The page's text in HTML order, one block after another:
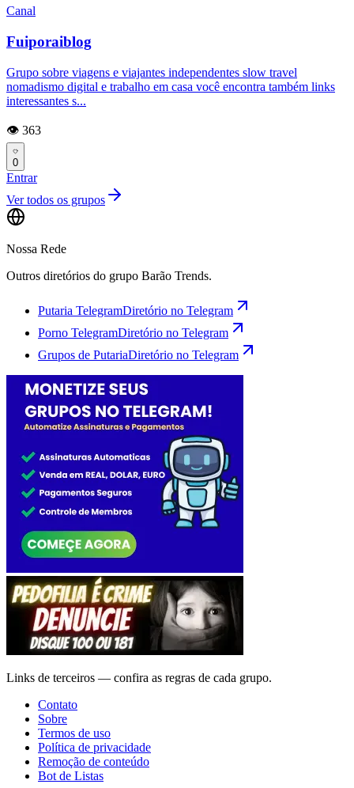
Canal
Fuiporaiblog
Grupo sobre viagens e viajantes independentes slow travel
nomadismo digital e trabalho em casa você encontra também links
interessantes s...
👁️ 363
0
Entrar
Ver todos os grupos
Nossa Rede
Outros diretórios do grupo Barão Trends.
Putaria TelegramDiretório no Telegram
Porno TelegramDiretório no Telegram
Grupos de PutariaDiretório no Telegram
Links de terceiros — confira as regras de cada grupo.
Contato
Sobre
Termos de uso
Política de privacidade
Remoção de conteúdo
Bot de Listas